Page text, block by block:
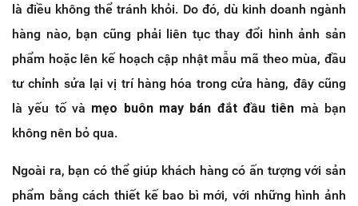
là điều không thể tránh khỏi. Do đó, dù kinh doanh ngành
hàng nào, bạn cũng phải liên tục thay đổi hình ảnh sản
phẩm hoặc lên kế hoạch cập nhật mẫu mã theo mùa, đầu
tư chỉnh sửa lại vị trí hàng hóa trong cửa hàng, đây cũng
là yếu tố và mẹo buôn may bán đắt đầu tiên mà bạn
không nên bỏ qua.
Ngoài ra, bạn có thể giúp khách hàng có ấn tượng với sản
phẩm bằng cách thiết kế bao bì mới, với những hình ảnh